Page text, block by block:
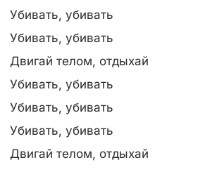
Убивать, убивать
Убивать, убивать
Двигай телом, отдыхай
Убивать, убивать
Убивать, убивать
Убивать, убивать
Двигай телом, отдыхай